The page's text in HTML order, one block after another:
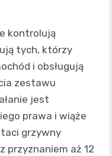
kontrolują
tych, którzy
i obsługują
zestawu
jest
prawa i wiąże
grzywny
przyznaniem aż 12